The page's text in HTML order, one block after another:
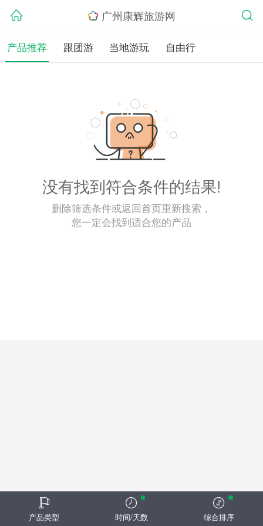
广州康辉旅游网
产品推荐 跟团游 当地游玩 自由行
没有找到符合条件的结果!
删除筛选条件或返回首页重新搜索，
您一定会找到适合您的产品
产品类型 时间/天数 综合排序